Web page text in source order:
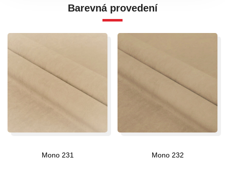
Barevná provedení
Mono 231 Mono 232